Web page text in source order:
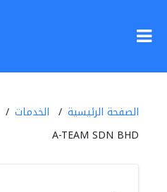
الصفحة الرئيسية الخدمات
A-TEAM SDN BHD